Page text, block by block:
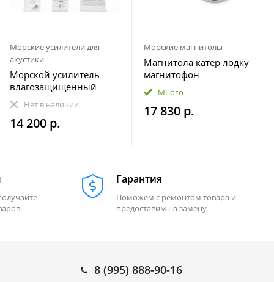
Морские усилители для
акустики
Морской усилитель
влагозащищенный
Velex VX-502
Нет в наличии
14 200 р.
Морские магнитолы
Магнитола катер лодку
магнитофон
влагозащищенная
МОРЕМАН XFa-НЕ820
Много
17 830 р.
Гарантия
Поможем с ремонтом товара и
предоставим на замену
8 (995) 888-90-16